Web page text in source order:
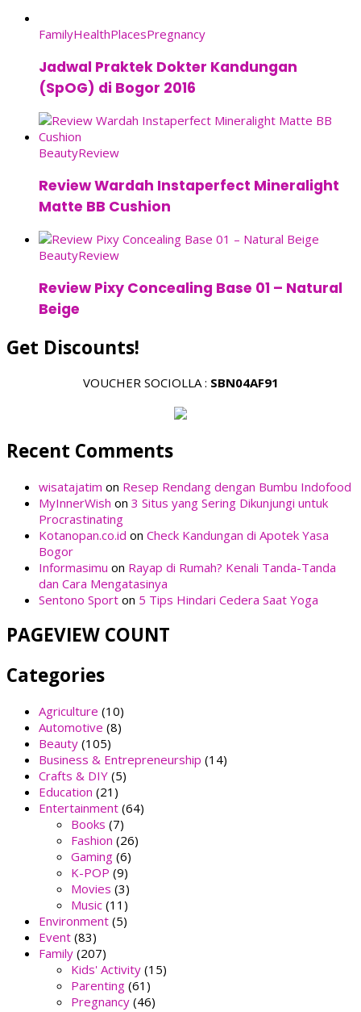
FamilyHealthPlacesPregnancy
Jadwal Praktek Dokter Kandungan
(SpOG) di Bogor 2016
BeautyReview
Review Wardah Instaperfect Mineralight
Matte BB Cushion
BeautyReview
Review Pixy Concealing Base 01 – Natural
Beige
Get Discounts!
VOUCHER SOCIOLLA : SBN04AF91
Recent Comments
wisatajatim on Resep Rendang dengan Bumbu Indofood
MyInnerWish on 3 Situs yang Sering Dikunjungi untuk
Procrastinating
Kotanopan.co.id on Check Kandungan di Apotek Yasa
Bogor
Informasimu on Rayap di Rumah? Kenali Tanda-Tanda
dan Cara Mengatasinya
Sentono Sport on 5 Tips Hindari Cedera Saat Yoga
PAGEVIEW COUNT
Categories
Agriculture (10)
Automotive (8)
Beauty (105)
Business & Entrepreneurship (14)
Crafts & DIY (5)
Education (21)
Entertainment (64)
Books (7)
Fashion (26)
Gaming (6)
K-POP (9)
Movies (3)
Music (11)
Environment (5)
Event (83)
Family (207)
Kids' Activity (15)
Parenting (61)
Pregnancy (46)